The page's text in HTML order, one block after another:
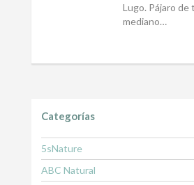
Lugo. Pájaro de
mediano…
Categorías
5sNature
ABC Natural